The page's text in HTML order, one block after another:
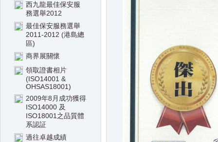
西九龍最佳保安服
務選舉2012
最佳保安服務選舉
2011-2012 (港島總
區)
商界展關懷
領取證書相片
(ISO14001 &
OHSAS18001)
2009年8月成功獲得
ISO14000 及
ISO18001之品質體
系認証
過往卓越成績